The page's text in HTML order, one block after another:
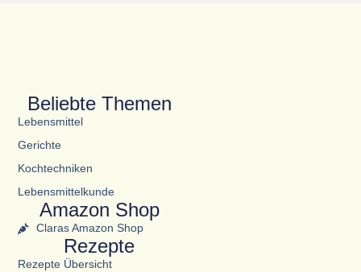
Beliebte Themen
Lebensmittel
Gerichte
Kochtechniken
Lebensmittelkunde
Amazon Shop
Claras Amazon Shop
Rezepte
Rezepte Übersicht